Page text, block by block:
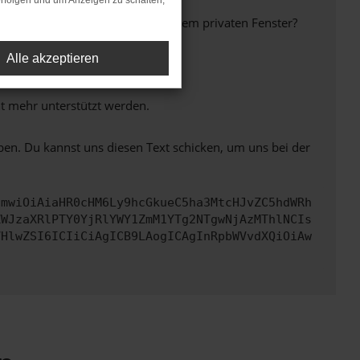
anderen Browser oder in einem privaten Fenster?
mehr unterstützt werden.
Du kannst uns diesen Text schicken, um uns bei der
Alle akzeptieren